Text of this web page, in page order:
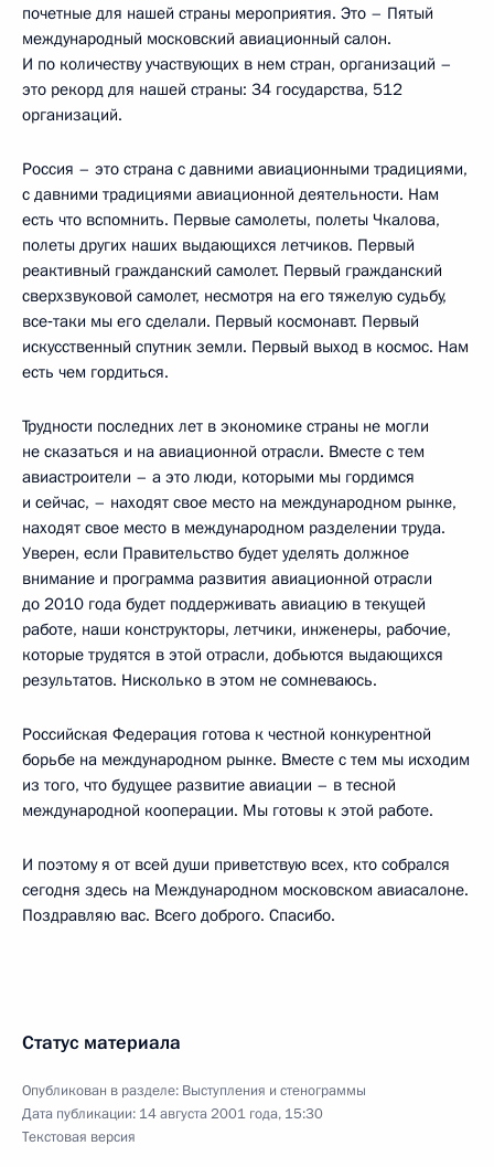
почетные для нашей страны мероприятия. Это – Пятый
международный московский авиационный салон.
И по количеству участвующих в нем стран, организаций –
это рекорд для нашей страны: 34 государства, 512
организаций.
Россия – это страна с давними авиационными традициями,
с давними традициями авиационной деятельности. Нам
есть что вспомнить. Первые самолеты, полеты Чкалова,
полеты других наших выдающихся летчиков. Первый
реактивный гражданский самолет. Первый гражданский
сверхзвуковой самолет, несмотря на его тяжелую судьбу,
все‑таки мы его сделали. Первый космонавт. Первый
искусственный спутник земли. Первый выход в космос. Нам
есть чем гордиться.
Трудности последних лет в экономике страны не могли
не сказаться и на авиационной отрасли. Вместе с тем
авиастроители – а это люди, которыми мы гордимся
и сейчас, – находят свое место на международном рынке,
находят свое место в международном разделении труда.
Уверен, если Правительство будет уделять должное
внимание и программа развития авиационной отрасли
до 2010 года будет поддерживать авиацию в текущей
работе, наши конструкторы, летчики, инженеры, рабочие,
которые трудятся в этой отрасли, добьются выдающихся
результатов. Нисколько в этом не сомневаюсь.
Российская Федерация готова к честной конкурентной
борьбе на международном рынке. Вместе с тем мы исходим
из того, что будущее развитие авиации – в тесной
международной кооперации. Мы готовы к этой работе.
И поэтому я от всей души приветствую всех, кто собрался
сегодня здесь на Международном московском авиасалоне.
Поздравляю вас. Всего доброго. Спасибо.
Статус материала
Опубликован в разделе: Выступления и стенограммы
Дата публикации: 14 августа 2001 года, 15:30
Текстовая версия